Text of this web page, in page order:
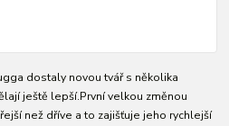
dostaly novou tvář s několika
ještě lepší.První velkou změnou
než dříve a to zajišťuje jeho rychlejší